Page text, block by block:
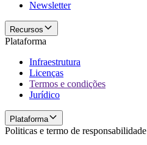
Newsletter
Recursos
Plataforma
Infraestrutura
Licenças
Termos e condições
Jurídico
Plataforma
Politicas e termo de responsabilidade